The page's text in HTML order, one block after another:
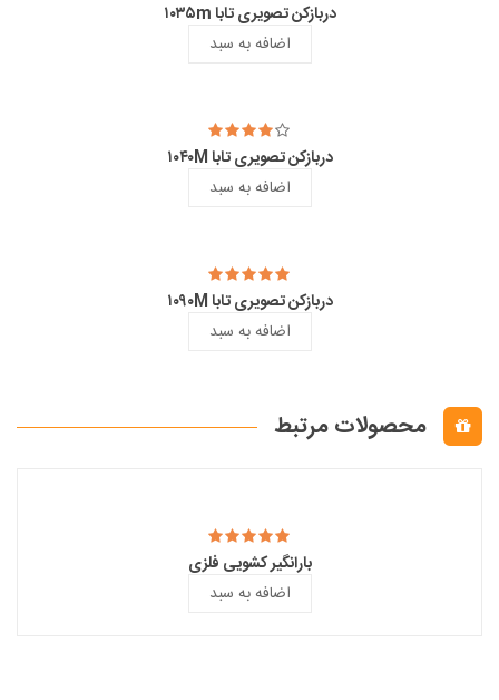
دربازکن تصویری تابا ۱۰۳۵m
اضافه به سبد
دربازکن تصویری تابا ۱۰۴۰M
اضافه به سبد
دربازکن تصویری تابا ۱۰۹۰M
اضافه به سبد
محصولات مرتبط
بارانگیر کشویی فلزی
اضافه به سبد